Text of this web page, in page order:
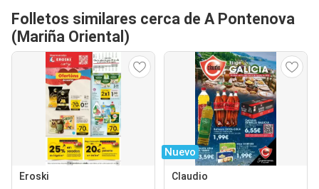
Folletos similares cerca de A Pontenova
(Mariña Oriental)
Eroski
Nuevo
Claudio